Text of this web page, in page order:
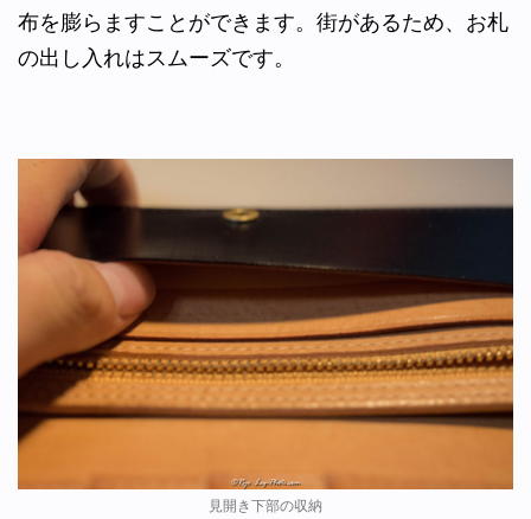
布を膨らますことができます。街があるため、お札
の出し入れはスムーズです。
見開き下部の収納